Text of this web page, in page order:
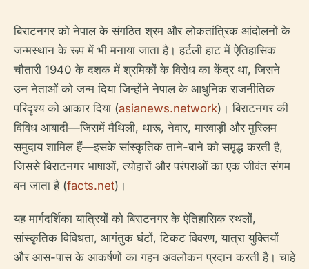
बिराटनगर को नेपाल के संगठित श्रम और लोकतांत्रिक आंदोलनों के
जन्मस्थान के रूप में भी मनाया जाता है। हर्टली हाट में ऐतिहासिक
चौतारी 1940 के दशक में श्रमिकों के विरोध का केंद्र था, जिसने
उन नेताओं को जन्म दिया जिन्होंने नेपाल के आधुनिक राजनीतिक
परिदृश्य को आकार दिया (asianews.network)। बिराटनगर की
विविध आबादी—जिसमें मैथिली, थारू, नेवार, मारवाड़ी और मुस्लिम
समुदाय शामिल हैं—इसके सांस्कृतिक ताने-बाने को समृद्ध करती है,
जिससे बिराटनगर भाषाओं, त्योहारों और परंपराओं का एक जीवंत संगम
बन जाता है (facts.net)।
यह मार्गदर्शिका यात्रियों को बिराटनगर के ऐतिहासिक स्थलों,
सांस्कृतिक विविधता, आगंतुक घंटों, टिकट विवरण, यात्रा युक्तियों
और आस-पास के आकर्षणों का गहन अवलोकन प्रदान करती है। चाहे